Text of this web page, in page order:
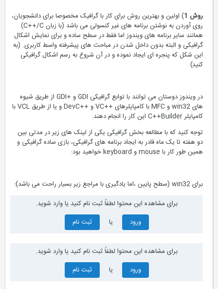
روش 1 ) اولین و بهترین روش برای کار با گرافیک مخصوصا برای دانشجویان،
روی آوردن به نوشتن برنامه های غیر کنسولی می باشد (با زبان C++‎/C)
همانند سایر برنامه های ویندوز اما فقط در سطح ساده و برای نمایش اشکال
گرافیکی و البته بدون داخل شدن در مباحث های پیشرفته واسط کاربری. (به
این شکل که پنجره ای ایجاد نموده و در آن شروع به رسم اشکال گرافیکی
کنید)
در ویندوز دوستان می توانند با توابع گرافیکی GDI و +GDI از طریق شیوه
های win32 و MFC با کامپایلرهای ++VC و ++DevC و یا از طریق VCL با
کامپایلر C++‎Builder این کار را انجام دهند.
توجه کنید که با مطالعه بخش گرافیکی یکی از لینک های زیر در مدتی بین
دو هفته تا یک ماه قادر به ایجاد برنامه های گرافیکی، بازی ساده گرافیکی و
همین طور کار با mouse و keyboard خواهید بود:
برای win32 (سطح پایین ،اما یادگیری با مراجع زیر بسیار راحت می باشد):
برای مشاهده این محتوا لطفاً ثبت نام کنید یا وارد شوید.
ورود
ثبت نام
برای مشاهده این محتوا لطفاً ثبت نام کنید یا وارد شوید.
ورود
ثبت نام